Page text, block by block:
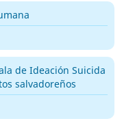
de Ideación Suicida
salvadoreños